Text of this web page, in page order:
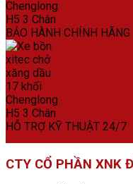
BẢO HÀNH CHÍNH HÃNG
HỖ TRỢ KỸ THUẬT 24/7
CTY CỔ PHẦN XNK